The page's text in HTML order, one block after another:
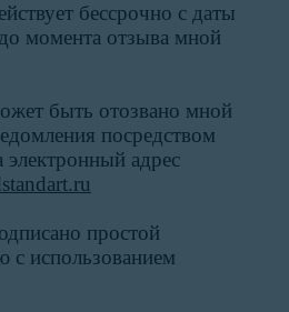
бессрочно с даты
момента отзыва мной
быть отозвано мной
посредством
адрес
простой
с использованием